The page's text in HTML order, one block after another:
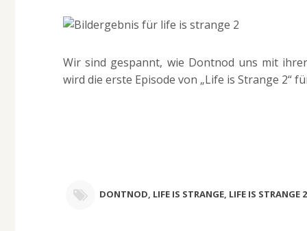
Wir sind gespannt, wie Dontnod uns mit
wird die erste Episode von „Life is Strange 2“
DONTNOD, LIFE IS STRANGE, LIFE IS STRANGE 2